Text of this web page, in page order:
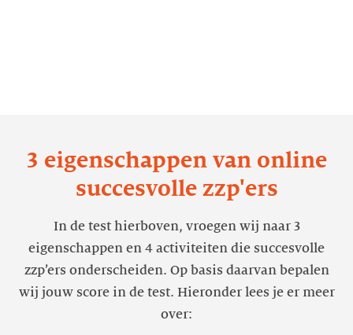
3 eigenschappen van online
succesvolle zzp'ers
In de test hierboven, vroegen wij naar 3
eigenschappen en 4 activiteiten die succesvolle
zzp’ers onderscheiden. Op basis daarvan bepalen
wij jouw score in de test. Hieronder lees je er meer
over: